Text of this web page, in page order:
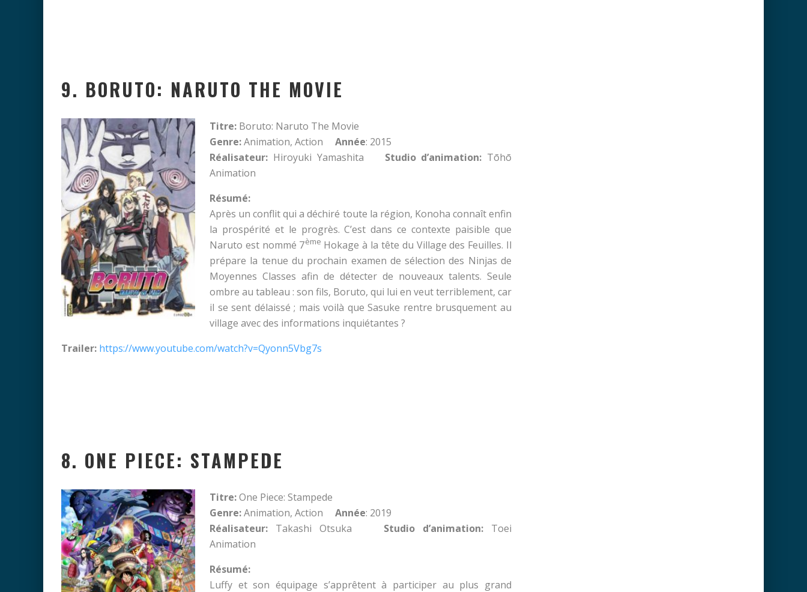
9. BORUTO: NARUTO THE MOVIE
Titre: Boruto: Naruto The Movie
Genre:Animation, Action Année: 2015
Réalisateur: Hiroyuki Yamashita Studio d’animation: Tōhō
Animation
Résumé:
Après un conflit qui a déchiré toute la région, Konoha connaît enfin
la prospérité et le progrès. C’est dans ce contexte paisible que
Naruto est nommé 7ème Hokage à la tête du Village des Feuilles. Il
prépare la tenue du prochain examen de sélection des Ninjas de
Moyennes Classes afin de détecter de nouveaux talents. Seule
ombre au tableau : son fils, Boruto, qui lui en veut terriblement, car
il se sent délaissé ; mais voilà que Sasuke rentre brusquement au
village avec des informations inquiétantes ?
Trailer: https://www.youtube.com/watch?v=Qyonn5Vbg7s
8. ONE PIECE: STAMPEDE
Titre:One Piece: Stampede
Genre:Animation, Action Année: 2019
Réalisateur: Takashi Otsuka Studio d’animation:Toei
Animation
Résumé:
Luffy et son équipage s’apprêtent à participer au plus grand